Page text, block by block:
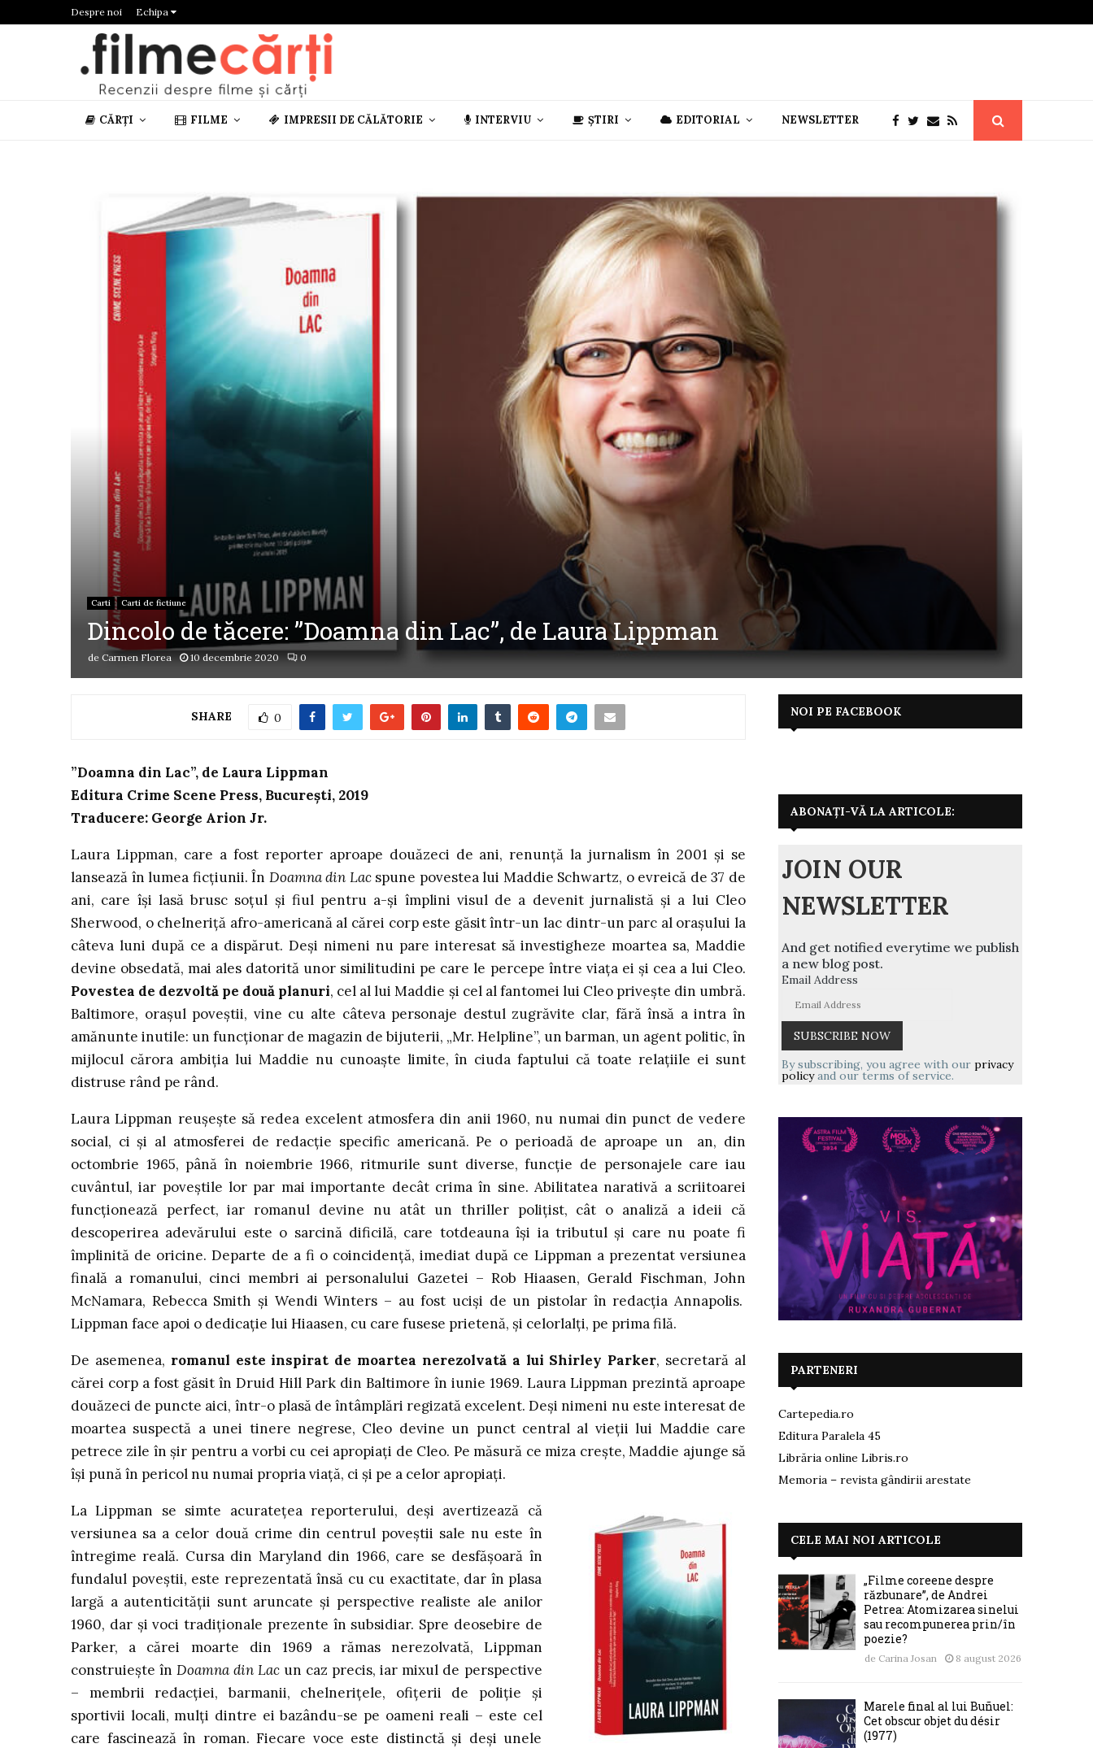
Despre noi Echipa
CĂRȚI FILME IMPRESII DE CĂLĂTORIE INTERVIU ȘTIRI EDITORIAL NEWSLETTER
Carti Carti de fictiune
Dincolo de tăcere: ”Doamna din Lac”, de Laura Lippman
de Carmen Florea 10 decembrie 2020 0
SHARE 0
”Doamna din Lac”, de Laura Lippman
Editura Crime Scene Press, București, 2019
Traducere: George Arion Jr.
Laura Lippman, care a fost reporter aproape douăzeci de ani, renunță la jurnalism în 2001 și se
lansează în lumea ficțiunii. În Doamna din Lacspune povestea lui Maddie Schwartz, o evreică de 37 de
ani, care își lasă brusc soțul și fiul pentru a-și împlini visul de a devenit jurnalistă și a lui Cleo
Sherwood, o chelneriță afro-americană al cărei corp este găsit într-un lac dintr-un parc al orașului la
câteva luni după ce a dispărut. Deși nimeni nu pare interesat să investigheze moartea sa, Maddie
devine obsedată, mai ales datorită unor similitudini pe care le percepe între viața ei și cea a lui Cleo.
Povestea de dezvoltă pe două planuri, cel al lui Maddie și cel al fantomei lui Cleo privește din umbră.
Baltimore, orașul poveștii, vine cu alte câteva personaje destul zugrăvite clar, fără însă a intra în
amănunte inutile: un funcționar de magazin de bijuterii, „Mr. Helpline”, un barman, un agent politic, în
mijlocul cărora ambiția lui Maddie nu cunoaște limite, în ciuda faptului că toate relațiile ei sunt
distruse rând pe rând.
Laura Lippman reușește să redea excelent atmosfera din anii 1960, nu numai din punct de vedere
social, ci și al atmosferei de redacție specific americană. Pe o perioadă de aproape un an, din
octombrie 1965, până în noiembrie 1966, ritmurile sunt diverse, funcție de personajele care iau
cuvântul, iar poveștile lor par mai importante decât crima în sine. Abilitatea narativă a scriitoarei
funcționează perfect, iar romanul devine nu atât un thriller polițist, cât o analiză a ideii că
descoperirea adevărului este o sarcină dificilă, care totdeauna își ia tributul și care nu poate fi
împlinită de oricine. Departe de a fi o coincidență, imediat după ce Lippman a prezentat versiunea
finală a romanului, cinci membri ai personalului Gazetei – Rob Hiaasen, Gerald Fischman, John
McNamara, Rebecca Smith și Wendi Winters – au fost uciși de un pistolar în redacția Annapolis.
Lippman face apoi o dedicație lui Hiaasen, cu care fusese prietenă, și celorlalți, pe prima filă.
De asemenea, romanul este inspirat de moartea nerezolvată a lui Shirley Parker, secretară al
cărei corp a fost găsit în Druid Hill Park din Baltimore în iunie 1969. Laura Lippman prezintă aproape
douăzeci de puncte aici, într-o plasă de întâmplări regizată excelent. Deși nimeni nu este interesat de
moartea suspectă a unei tinere negrese, Cleo devine un punct central al vieții lui Maddie care
petrece zile în șir pentru a vorbi cu cei apropiați de Cleo. Pe măsură ce miza crește, Maddie ajunge să
își pună în pericol nu numai propria viață, ci și pe a celor apropiați.
La Lippman se simte acuratețea reporterului, deși avertizează că
versiunea sa a celor două crime din centrul poveștii sale nu este în
întregime reală. Cursa din Maryland din 1966, care se desfășoară în
fundalul poveștii, este reprezentată însă cu cu exactitate, dar în plasa
largă a autenticității sunt aruncate și perspective realiste ale anilor
1960, dar și voci tradiționale prezente în subsidiar. Spre deosebire de
Parker, a cărei moarte din 1969 a rămas nerezolvată, Lippman
construiește înDoamna din Lac un caz precis, iar mixul de perspective
– membrii redacției, barmanii, chelnerițele, ofițerii de poliție și
sportivii locali, mulți dintre ei bazându-se pe oameni reali – este cel
care fascinează în roman. Fiecare voce este distinctă și deși unele
NOI PE FACEBOOK
ABONAȚI-VĂ LA ARTICOLE:
JOIN OUR
NEWSLETTER
And get notified everytime we publish
a new blog post.
Email Address
By subscribing, you agree with our privacy
policyand our terms of service.
PARTENERI
Cartepedia.ro
Editura Paralela 45
Librăria online Libris.ro
Memoria – revista gândirii arestate
CELE MAI NOI ARTICOLE
„Filme coreene despre
răzbunare”, de Andrei
Petrea: Atomizarea sinelui
sau recompunerea prin/în
poezie?
de Carina Josan 8 august 2026
Marele final al lui Buñuel:
Cet obscur objet du désir
(1977)